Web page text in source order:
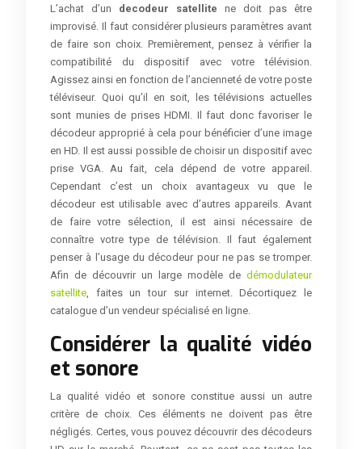
L’achat d’un decodeur satellite ne doit pas être
improvisé. Il faut considérer plusieurs paramètres avant
de faire son choix. Premièrement, pensez à vérifier la
compatibilité du dispositif avec votre télévision.
Agissez ainsi en fonction de l’ancienneté de votre poste
téléviseur. Quoi qu’il en soit, les télévisions actuelles
sont munies de prises HDMI. Il faut donc favoriser le
décodeur approprié à cela pour bénéficier d’une image
en HD. Il est aussi possible de choisir un dispositif avec
prise VGA. Au fait, cela dépend de votre appareil.
Cependant c’est un choix avantageux vu que le
décodeur est utilisable avec d’autres appareils. Avant
de faire votre sélection, il est ainsi nécessaire de
connaître votre type de télévision. Il faut également
penser à l’usage du décodeur pour ne pas se tromper.
Afin de découvrir un large modèle de démodulateur
satellite, faites un tour sur internet. Décortiquez le
catalogue d’un vendeur spécialisé en ligne.
Considérer la qualité vidéo
et sonore
La qualité vidéo et sonore constitue aussi un autre
critère de choix. Ces éléments ne doivent pas être
négligés. Certes, vous pouvez découvrir des décodeurs